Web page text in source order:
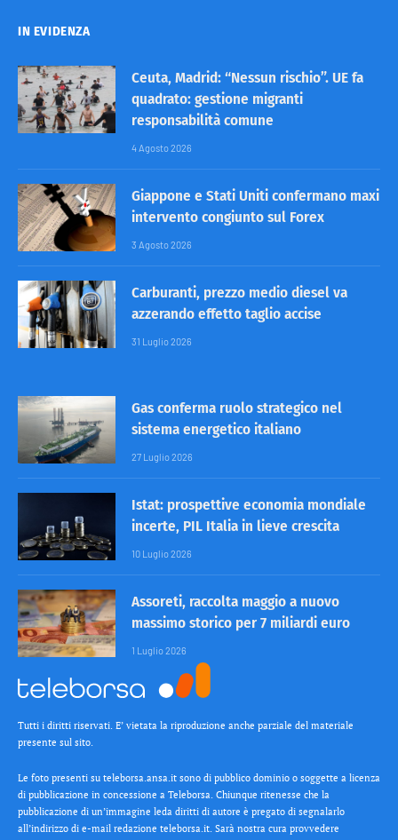
IN EVIDENZA
Ceuta, Madrid: “Nessun rischio”. UE fa
quadrato: gestione migranti
responsabilità comune
4 Agosto 2026
Giappone e Stati Uniti confermano maxi
intervento congiunto sul Forex
3 Agosto 2026
Carburanti, prezzo medio diesel va
azzerando effetto taglio accise
31 Luglio 2026
Gas conferma ruolo strategico nel
sistema energetico italiano
27 Luglio 2026
Istat: prospettive economia mondiale
incerte, PIL Italia in lieve crescita
10 Luglio 2026
Assoreti, raccolta maggio a nuovo
massimo storico per 7 miliardi euro
1 Luglio 2026
Tutti i diritti riservati. E’ vietata la riproduzione anche parziale del materiale
presente sul sito.
Le foto presenti su teleborsa.ansa.it sono di pubblico dominio o soggette a licenza
di pubblicazione in concessione a Teleborsa. Chiunque ritenesse che la
pubblicazione di un’immagine leda diritti di autore è pregato di segnalarlo
all’indirizzo di e-mail redazione teleborsa.it. Sarà nostra cura provvedere